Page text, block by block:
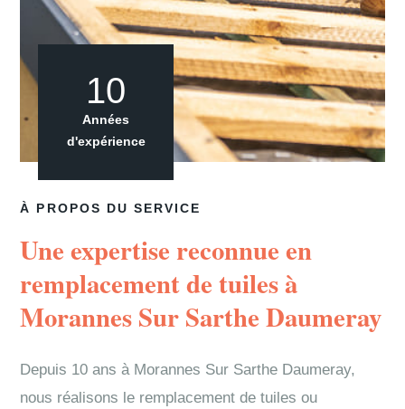
À PROPOS DU SERVICE
Une expertise reconnue en
remplacement de tuiles à
Morannes Sur Sarthe Daumeray
Depuis 10 ans à Morannes Sur Sarthe Daumeray,
nous réalisons le remplacement de tuiles ou
10
Années
d'expérience